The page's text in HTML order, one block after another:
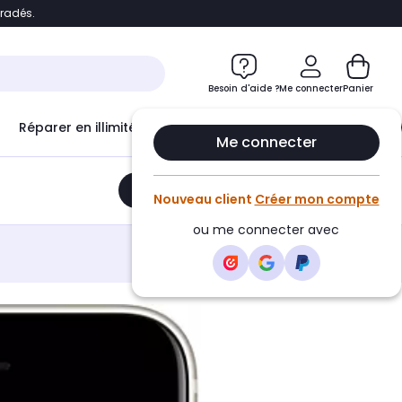
Accéder directement au chatbot
Besoin d'aide ?Me connecter
Me connecter
Nouveau client Créer mon compte
ou me connecter avec
Panier
Réparer en illimité avec Le Club Infinity
Ajouter au panier